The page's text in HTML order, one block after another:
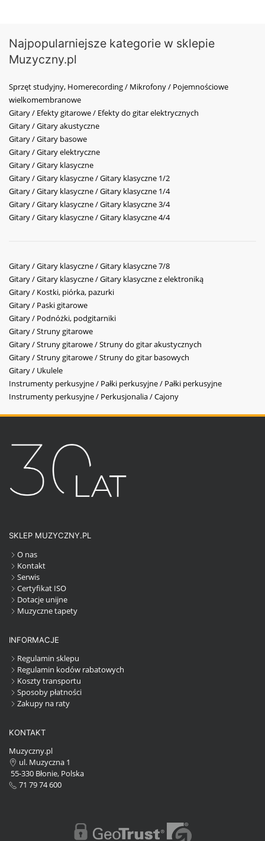
Najpopularniejsze kategorie w sklepie
Muzyczny.pl
Sprzęt studyjny, Homerecording / Mikrofony / Pojemnościowe
wielkomembranowe
Gitary / Efekty gitarowe / Efekty do gitar elektrycznych
Gitary / Gitary akustyczne
Gitary / Gitary basowe
Gitary / Gitary elektryczne
Gitary / Gitary klasyczne
Gitary / Gitary klasyczne / Gitary klasyczne 1/2
Gitary / Gitary klasyczne / Gitary klasyczne 1/4
Gitary / Gitary klasyczne / Gitary klasyczne 3/4
Gitary / Gitary klasyczne / Gitary klasyczne 4/4
Gitary / Gitary klasyczne / Gitary klasyczne 7/8
Gitary / Gitary klasyczne / Gitary klasyczne z elektroniką
Gitary / Kostki, piórka, pazurki
Gitary / Paski gitarowe
Gitary / Podnóżki, podgitarniki
Gitary / Struny gitarowe
Gitary / Struny gitarowe / Struny do gitar akustycznych
Gitary / Struny gitarowe / Struny do gitar basowych
Gitary / Ukulele
Instrumenty perkusyjne / Pałki perkusyjne / Pałki perkusyjne
Instrumenty perkusyjne / Perkusjonalia / Cajony
SKLEP MUZYCZNY.PL
O nas
Kontakt
Serwis
Certyfikat ISO
Dotacje unijne
Muzyczne tapety
INFORMACJE
Regulamin sklepu
Regulamin kodów rabatowych
Koszty transportu
Sposoby płatności
Zakupy na raty
KONTAKT
Muzyczny.pl
ul. Muzyczna 1
55-330 Błonie, Polska
71 79 74 600